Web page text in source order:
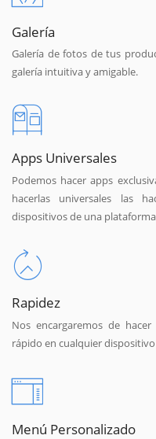
Galería
Galería de fotos de tus
galería intuitiva y amigable.
Apps Universales
Podemos hacer apps
hacerlas universales las
dispositivos de una
Rapidez
Nos encargaremos de
rápido en cualquier
Menú Personalizado